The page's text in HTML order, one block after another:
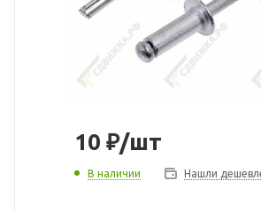
10 ₽/шт
В наличии Нашли